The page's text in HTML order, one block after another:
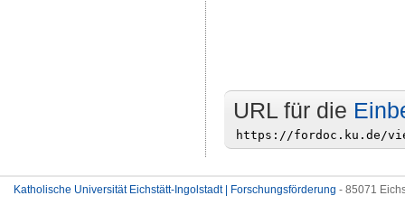
URL für die
Katholische Universität Eichstätt-Ingolstadt | Forschungsförderung - 85071